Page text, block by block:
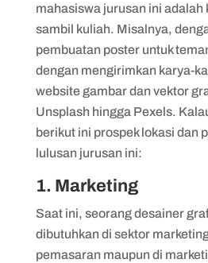
mahasiswa jurusan ini adalah
sambil kuliah. Misalnya,
pembuatan poster untuk
dengan mengirimkan karya-
website gambar dan vektor
Unsplash hingga Pexels.
berikut ini prospek lokasi dan
lulusan jurusan ini:
1. Marketing
Saat ini, seorang desainer
dibutuhkan di sektor
pemasaran maupun di